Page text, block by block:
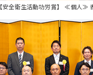
【安全衛生活動功労賞】 ≪個人≫